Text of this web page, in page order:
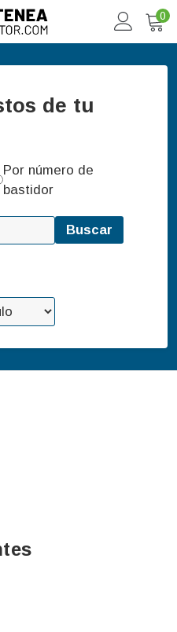
0
de tu
Por número de
bastidor
Buscar